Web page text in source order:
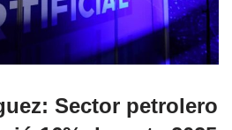
Sector petrolero